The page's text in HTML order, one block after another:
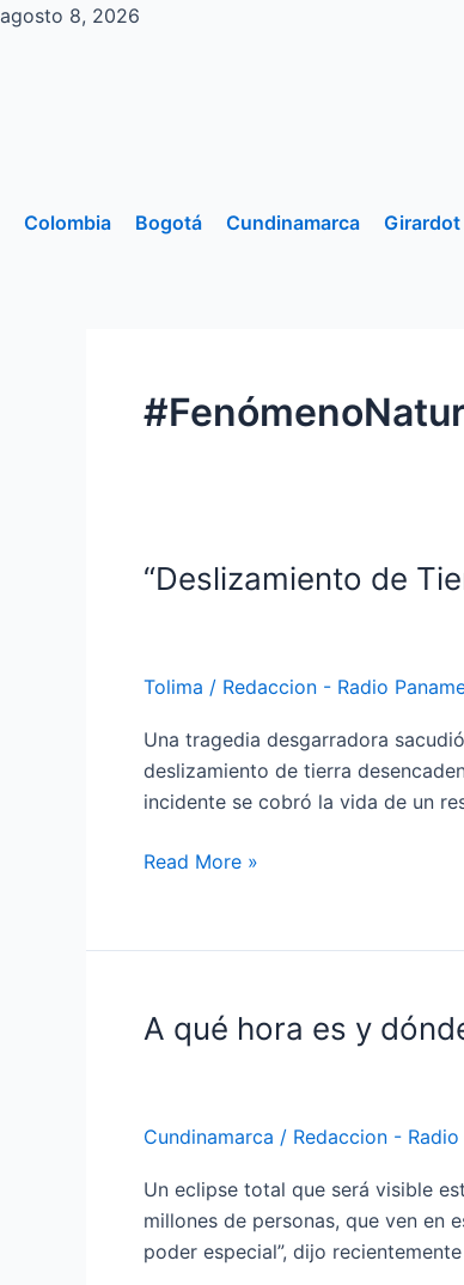
Ir
agosto 8, 2026
Colombia Bogotá Cundinamarca Girardot
“Deslizamiento de
Tolima / Redaccion - Radio
Una tragedia desgarradora
deslizamiento de tierra
incidente se cobró la vida de un
“Deslizamiento
Ibagué
Deja
una
Víctima
en
El
Read More »
A qué hora es y
Cundinamarca / Redaccion -
Un eclipse total que será visible
millones de personas, que ven en
poder especial”, dijo
A
y
dónde
ver
eclipse